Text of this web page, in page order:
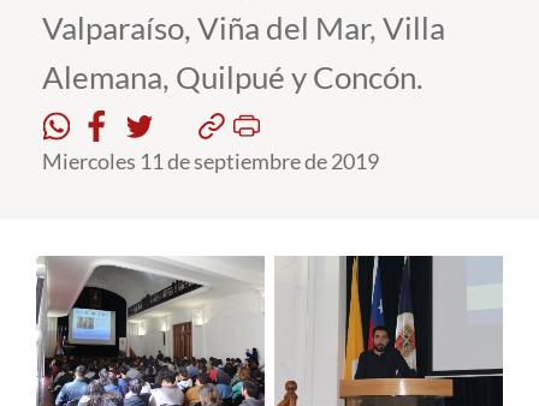
Funcionarios
Alumni
Valparaíso, Viña del Mar, Villa
Alemana, Quilpué y Concón.
Miercoles 11 de septiembre de 2019